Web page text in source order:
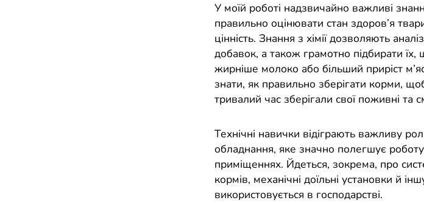
У моїй роботі надзвичайно важливі
правильно оцінювати стан здоров’я
цінність. Знання з хімії дозволяють
добавок, а також грамотно підбирати
жирніше молоко або більший приріст
знати, як правильно зберігати корми,
тривалий час зберігали свої поживні та
Технічні навички відіграють важливу
обладнання, яке значно полегшує
приміщеннях. Йдеться, зокрема, про
кормів, механічні доїльні установки й
використовується в господарстві.